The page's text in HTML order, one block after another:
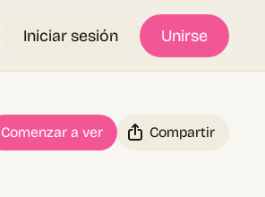
Iniciar sesión Unirse
Comenzar a ver Compartir